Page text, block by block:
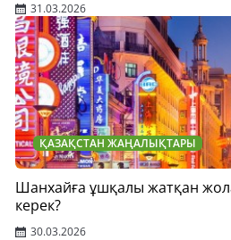
31.03.2026
ҚАЗАҚСТАН ЖАҢАЛЫҚТАРЫ
Шанхайға ұшқалы жатқан
керек?
30.03.2026